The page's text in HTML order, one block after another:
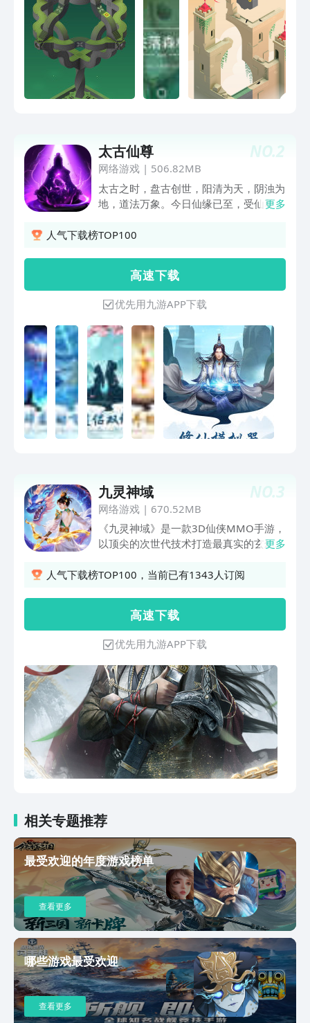
NO.2
太古仙尊
网络游戏| 506.82MB
太古之时，盘古创世，阳清为天，阴浊为
地，道法万象。今日仙缘已至，受仙尊点
入师门，五行灵根，游历四方，修炼功
徒，将道法发扬光大；亦能缔结仙缘，与
ta携手终生。而人间和仙界之外，还有无
限广袤的万象星空等待着探索。太古万
道，宇宙渺茫，唯仙尊俯瞰寰宇！
更多
人气下载榜TOP100
高 速 下 载
优先用九游APP下载
NO.3
九灵神域
网络游戏| 670.52MB
《九灵神域》是一款3D仙侠MMO手游，
以顶尖的次世代技术打造最真实的玄幻仙
重现江湖，暗涌之下，隐世宗门人才辈
年轻剑客就此踏入大千世界的强者之路。
快意恩仇的庞大江湖，匠心打造的沉浸式
地图，凌厉写意的轻功，挑战数之不尽的
奇珍异兽，精彩绝伦的武斗乾坤和嵩山争
霸，打造只属于你的独一无二的江湖梦。
更多
人气下载榜TOP100，当前已有1343人订阅
高 速 下 载
优先用九游APP下载
相关专题推荐
最受欢迎的年度游戏榜单
查看更多
哪些游戏最受欢迎
查看更多